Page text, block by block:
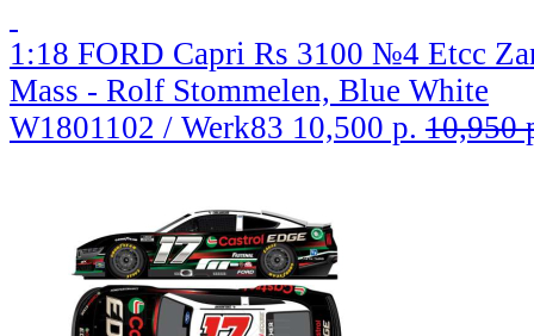
1:18 FORD Capri Rs 3100 №4 Etcc
Mass - Rolf Stommelen, Blue White
W1801102 / Werk83 10,500 р. 10,950